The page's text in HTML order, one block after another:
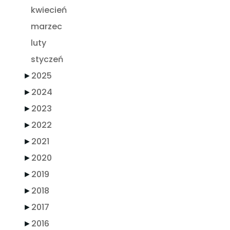
kwiecień
marzec
luty
styczeń
►2025
►2024
►2023
►2022
►2021
►2020
►2019
►2018
►2017
►2016